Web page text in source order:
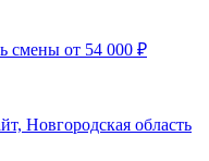
смены от 54 000 ₽
Новгородская область